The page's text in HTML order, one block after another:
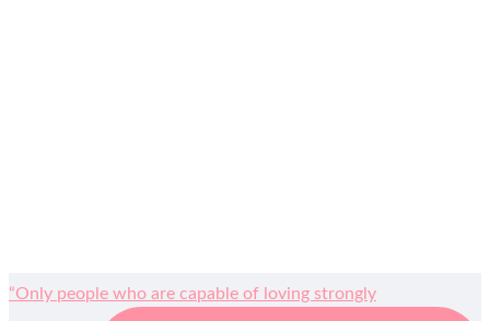
“Only people who are capable of loving strongly